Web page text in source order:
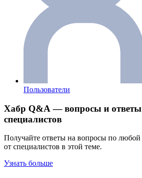
Пользователи
Хабр Q&A — вопросы и
специалистов
Получайте ответы на вопросы по любой
от специалистов в этой теме.
Узнать больше